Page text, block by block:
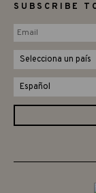
SUBSCRIBE